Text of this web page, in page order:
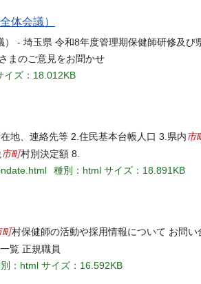
体会議）
- 埼玉県 令和8年度管理期保健師研修及び
まのご意見をお聞かせ
イズ：18.012KB
地、連絡先等 2.住民基本台帳人口 3.県内 市
市町村別決定額 8.
種別：html サイズ：18.891KB
町村保健師の活動や採用情報について お問
覧 正規職員
：html サイズ：16.592KB